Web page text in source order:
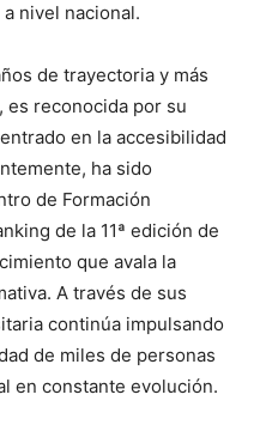
nivel nacional.
de trayectoria y más
es reconocida por su
en la accesibilidad
ha sido
de Formación
de la 11ª edición de
que avala la
A través de sus
continúa impulsando
de miles de personas
en constante evolución.